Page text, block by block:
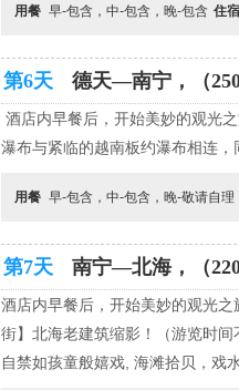
用餐 早-包含，中-包含，晚-包含 住宿
第6天 德天—南宁，（
酒店内早餐后，开始美妙的观光
瀑布与紧临的越南板约瀑布相连
用餐 早-包含，中-包含，晚-敬请自理
第7天 南宁—北海，（
酒店内早餐后，开始美妙的观光
街】北海老建筑缩影！（游览时间
自禁如孩童般嬉戏, 海滩拾贝，戏